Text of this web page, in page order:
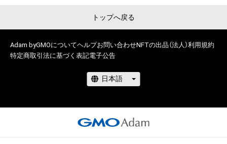
トップへ戻る
Adam byGMOについてヘルプお問い合わせNFTの出品（法人）利用規約
特定商取引法に基づく表記電子公告